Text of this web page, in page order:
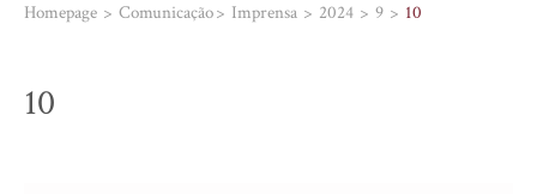
Homepage Comunicação Imprensa 2024 9 10
10